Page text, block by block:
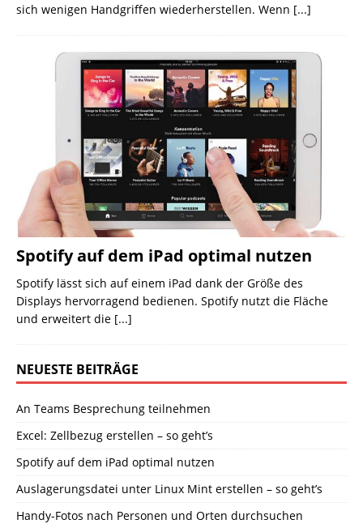
sich wenigen Handgriffen wiederherstellen. Wenn [...]
Spotify auf dem iPad optimal nutzen
Spotify lässt sich auf einem iPad dank der Größe des
Displays hervorragend bedienen. Spotify nutzt die Fläche
und erweitert die [...]
NEUESTE BEITRÄGE
An Teams Besprechung teilnehmen
Excel: Zellbezug erstellen – so geht’s
Spotify auf dem iPad optimal nutzen
Auslagerungsdatei unter Linux Mint erstellen – so geht’s
Handy-Fotos nach Personen und Orten durchsuchen